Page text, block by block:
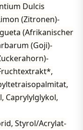
Dulcis
(Zitronen)-
(Afrikanischer
(Goji)-
Caprylylglykol,
Styrol/Acrylat-